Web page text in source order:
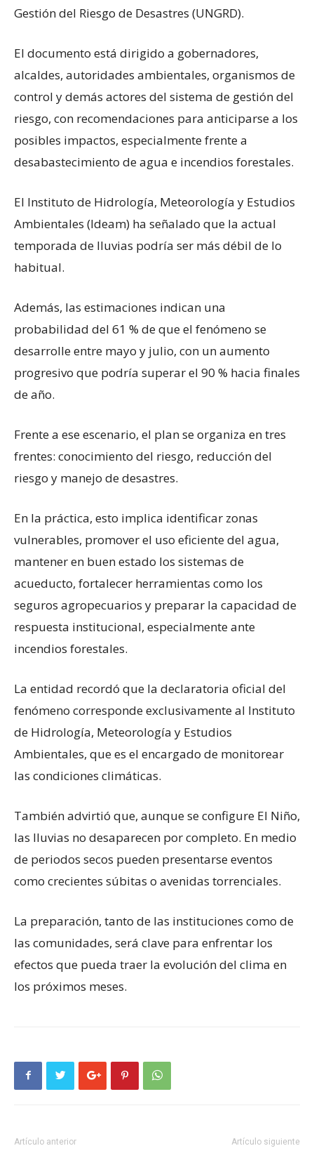
Gestión del Riesgo de Desastres (UNGRD).
El documento está dirigido a gobernadores,
alcaldes, autoridades ambientales, organismos de
control y demás actores del sistema de gestión del
riesgo, con recomendaciones para anticiparse a los
posibles impactos, especialmente frente a
desabastecimiento de agua e incendios forestales.
El Instituto de Hidrología, Meteorología y Estudios
Ambientales (Ideam) ha señalado que la actual
temporada de lluvias podría ser más débil de lo
habitual.
Además, las estimaciones indican una
probabilidad del 61 % de que el fenómeno se
desarrolle entre mayo y julio, con un aumento
progresivo que podría superar el 90 % hacia finales
de año.
Frente a ese escenario, el plan se organiza en tres
frentes: conocimiento del riesgo, reducción del
riesgo y manejo de desastres.
En la práctica, esto implica identificar zonas
vulnerables, promover el uso eficiente del agua,
mantener en buen estado los sistemas de
acueducto, fortalecer herramientas como los
seguros agropecuarios y preparar la capacidad de
respuesta institucional, especialmente ante
incendios forestales.
La entidad recordó que la declaratoria oficial del
fenómeno corresponde exclusivamente al Instituto
de Hidrología, Meteorología y Estudios
Ambientales, que es el encargado de monitorear
las condiciones climáticas.
También advirtió que, aunque se configure El Niño,
las lluvias no desaparecen por completo. En medio
de periodos secos pueden presentarse eventos
como crecientes súbitas o avenidas torrenciales.
La preparación, tanto de las instituciones como de
las comunidades, será clave para enfrentar los
efectos que pueda traer la evolución del clima en
los próximos meses.
Artículo anterior Artículo siguiente